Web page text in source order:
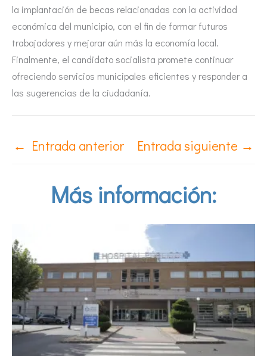
la implantación de becas relacionadas con la actividad
económica del municipio, con el fin de formar futuros
trabajadores y mejorar aún más la economía local.
Finalmente, el candidato socialista promete continuar
ofreciendo servicios municipales eficientes y responder a
las sugerencias de la ciudadanía.
← Entrada anterior Entrada siguiente →
Más información: